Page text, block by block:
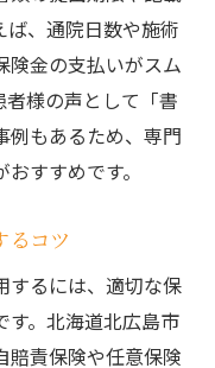
ば、通院日数や施術
険金の支払いがスム
様の声として「書
例もあるため、専門
すすめです。
るコツ
するには、適切な保
す。北海道北広島市
賠責保険や任意保険